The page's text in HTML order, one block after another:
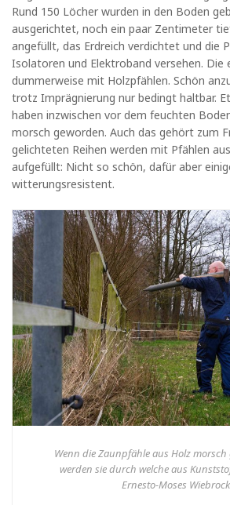
Rund 150 Löcher wurden in den Boden
ausgerichtet, noch ein paar Zentimeter
angefüllt, das Erdreich verdichtet und die
Isolatoren und Elektroband versehen. Die
dummerweise mit Holzpfählen. Schön
trotz Imprägnierung nur bedingt haltbar.
haben inzwischen vor dem feuchten
morsch geworden. Auch das gehört zum
gelichteten Reihen werden mit Pfählen
aufgefüllt: Nicht so schön, dafür aber
witterungsresistent.
Wenn die Zaunpfähle aus Holz
werden sie durch welche aus
Ernesto-Moses Wiebrock